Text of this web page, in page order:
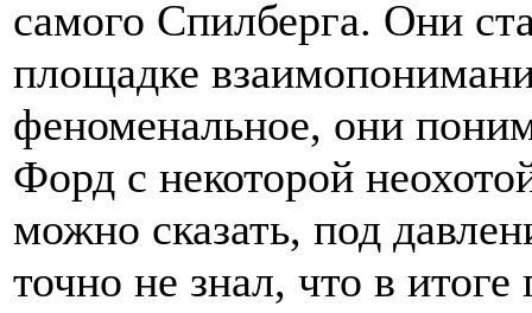
самого Спилберга. Они
площадке
феноменальное, они
Форд с некоторой
можно сказать, под
точно не знал, что в итоге